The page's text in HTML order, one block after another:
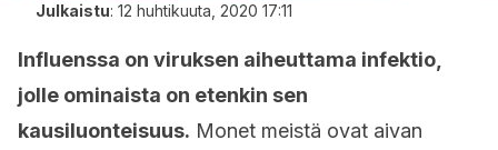
Julkaistu: 12 huhtikuuta, 2020 17:11
Influenssa on viruksen aiheuttama infektio,
jolle ominaista on etenkin sen
kausiluonteisuus. Monet meistä ovat aivan